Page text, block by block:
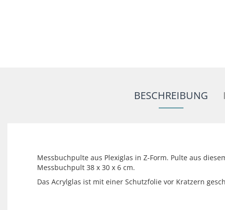
BESCHREIBUNG
Messbuchpulte aus Plexiglas in Z-Form. Pulte aus
Messbuchpult 38 x 30 x 6 cm.
Das Acrylglas ist mit einer Schutzfolie vor Kratzern